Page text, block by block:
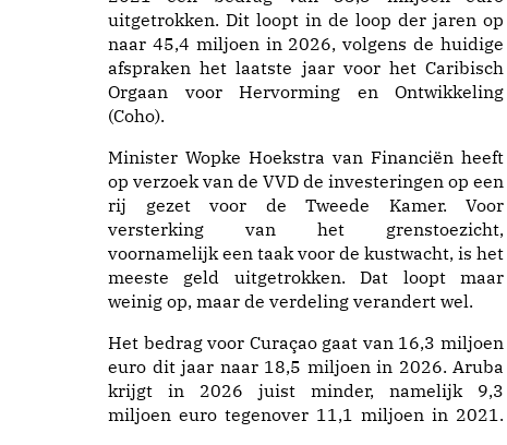
uitgetrokken. Dit loopt in de loop der jaren op
naar 45,4 miljoen in 2026, volgens de huidige
afspraken het laatste jaar voor het Caribisch
Orgaan voor Hervorming en Ontwikkeling
(Coho).
Minister Wopke Hoekstra van Financiën heeft
op verzoek van de VVD de investeringen op een
rij gezet voor de Tweede Kamer. Voor
versterking van het grenstoezicht,
voornamelijk een taak voor de kustwacht, is het
meeste geld uitgetrokken. Dat loopt maar
weinig op, maar de verdeling verandert wel.
Het bedrag voor Curaçao gaat van 16,3 miljoen
euro dit jaar naar 18,5 miljoen in 2026. Aruba
krijgt in 2026 juist minder, namelijk 9,3
miljoen euro tegenover 11,1 miljoen in 2021.